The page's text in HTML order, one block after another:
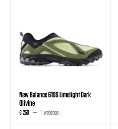
New Balance 610S Limelight Dark
Olivine
€ 250 1 webshop